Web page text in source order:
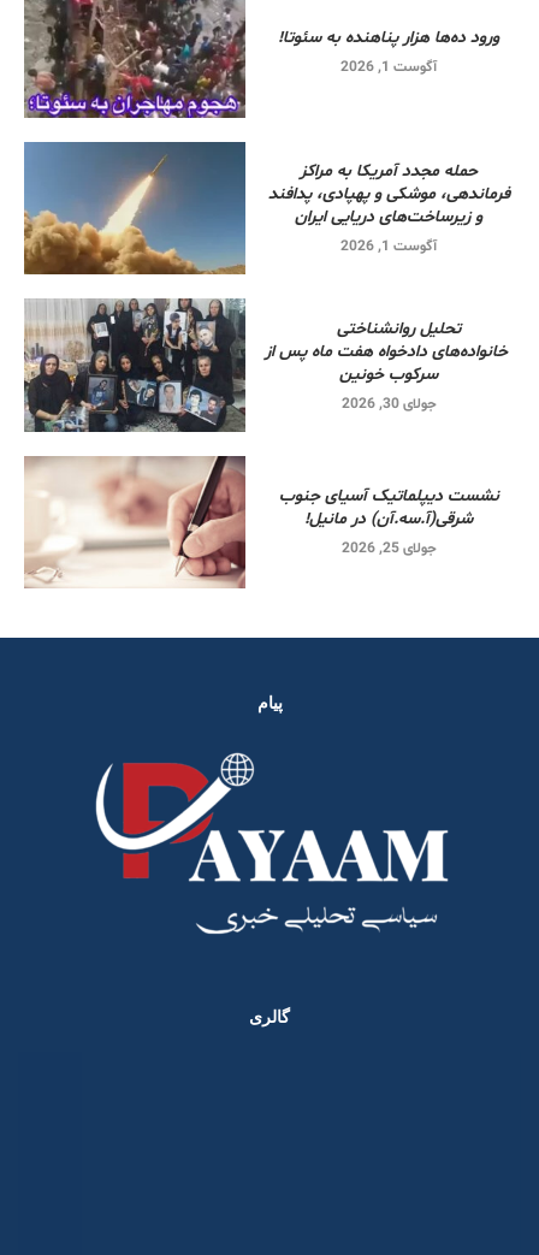
ورود ده‌ها هزار پناهنده به سئوتا!
آگوست 1, 2026
حمله مجدد آمریکا به مراکز
فرماندهی، موشکی و پهپادی، پدافند
و زیرساخت‌های دریایی ایران
آگوست 1, 2026
تحلیل روانشناختی
خانواده‌های دادخواه هفت ماه پس از
سرکوب خونین
جولای 30, 2026
نشست دیپلماتیک آسیای جنوب
شرقی‌(آ.سه.آن) در مانیل!
جولای 25, 2026
پیام
گالری